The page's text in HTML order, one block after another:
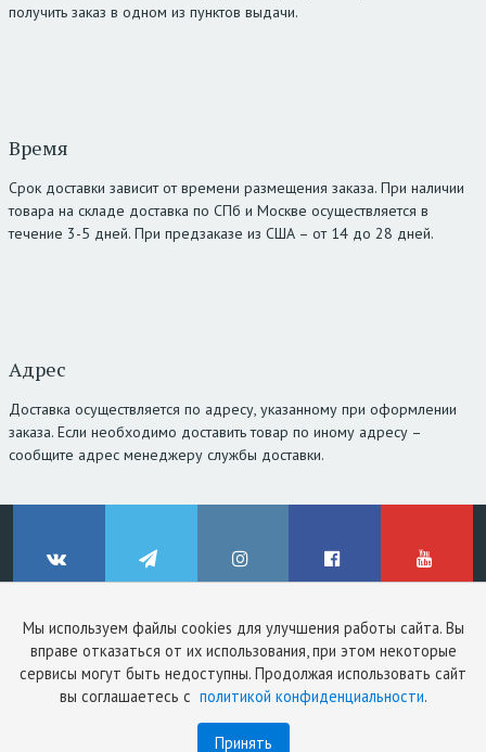
Мы используем файлы cookies для улучшения работы сайта. Вы
вправе отказаться от их использования, при этом некоторые
сервисы могут быть недоступны. Продолжая использовать сайт
вы соглашаетесь с политикой конфиденциальности.
Принять
получить заказ в одном из пунктов выдачи.
Время
Срок доставки зависит от времени размещения заказа. При наличии
товара на складе доставка по СПб и Москве осуществляется в
течение 3-5 дней. При предзаказе из США – от 14 до 28 дней.
Адрес
Доставка осуществляется по адресу, указанному при оформлении
заказа. Если необходимо доставить товар по иному адресу –
сообщите адрес менеджеру службы доставки.
ВКонтакте Telegram Instagram Facebook YouTube
© ClinicStyle, 2026
Используя сайт, вы принимаетепользовательское соглашениеи
политику конфиденциальности.